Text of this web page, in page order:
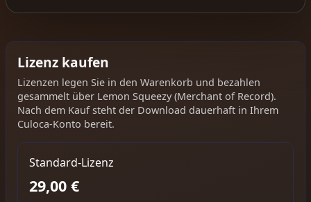
Lizenz kaufen
Lizenzen legen Sie in den Warenkorb und bezahlen
gesammelt über Lemon Squeezy (Merchant of Record).
Nach dem Kauf steht der Download dauerhaft in Ihrem
Culoca-Konto bereit.
Standard-Lizenz
29,00 €